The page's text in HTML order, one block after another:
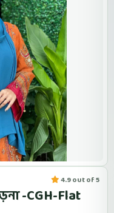
4.9 out of 5
-CGH-Flat